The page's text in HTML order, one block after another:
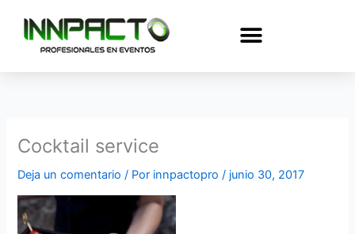
contenido
Cocktail service
Deja un comentario / Por innpactopro/ junio 30, 2017